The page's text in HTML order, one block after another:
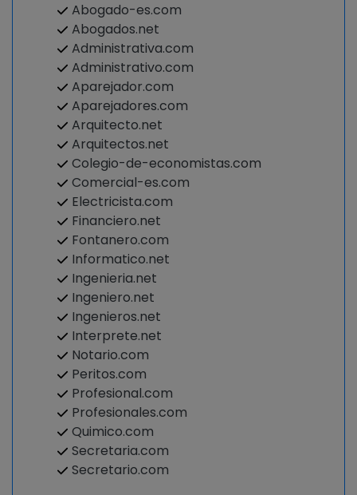
Abogado-es.com
Abogados.net
Administrativa.com
Administrativo.com
Aparejador.com
Aparejadores.com
Arquitecto.net
Arquitectos.net
Colegio-de-economistas.com
Comercial-es.com
Electricista.com
Financiero.net
Fontanero.com
Informatico.net
Ingenieria.net
Ingeniero.net
Ingenieros.net
Interprete.net
Notario.com
Peritos.com
Profesional.com
Profesionales.com
Quimico.com
Secretaria.com
Secretario.com